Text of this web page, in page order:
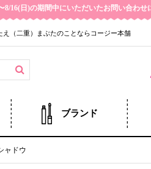
8/16(日)の期間中にいただいたお問い合わ
（二重）まぶたのことならコージー本舗
ブランド
ャドウ